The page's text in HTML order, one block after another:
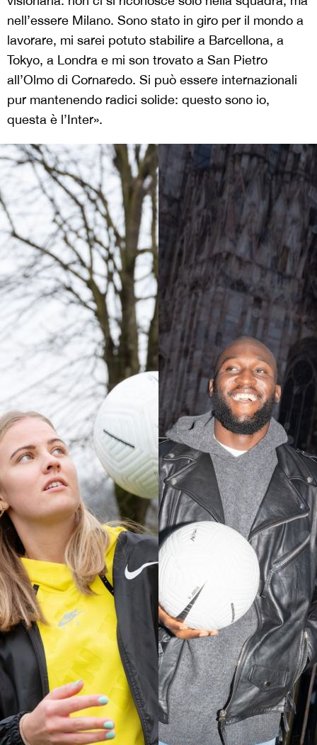
nell’essere Milano. Sono stato in giro per il mondo a
lavorare, mi sarei potuto stabilire a Barcellona, a
Tokyo, a Londra e mi son trovato a San Pietro
all’Olmo di Cornaredo. Si può essere internazionali
pur mantenendo radici solide: questo sono io,
questa è l’Inter».